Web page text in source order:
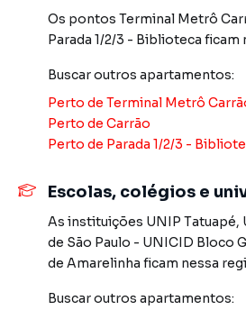
diversas cidades do Brasil, incluindo
alugar seu imóvel muito mais
tradicionais. Já vendemos e
São Paulo, especialmente em
porque temos uma equipe de
aumenta muito o número de
alugar seu imóvel mais rápido.
time de programadores,
central de atendimento preparada
proprietários e inquilinos.
Os pontos Terminal Metrô
Parada 1/2/3 - Biblioteca ficam
Buscar outros apartamentos:
Perto de Terminal Metrô
Perto de Carrão
Perto de Parada 1/2/3 -
Escolas, colégios e
As instituições UNIP Tatuapé,
de São Paulo - UNICID Bloco
de Amarelinha ficam nessa
Buscar outros apartamentos: